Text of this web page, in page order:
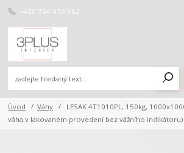
+420 724 878 662
Úvod Váhy
LESAK 4T1010PL, 150kg,
váha v lakovaném provedení bez vážního indikátoru)